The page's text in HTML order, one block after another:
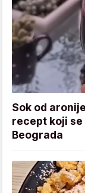
Sok od
recept koji
Beograda